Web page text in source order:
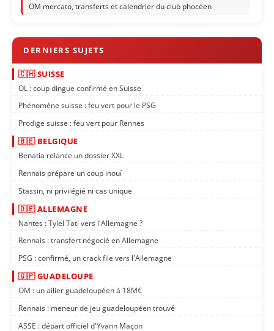
OM mercato, transferts et calendrier du club phocéen
🇨🇭 SUISSE
OL : coup dingue confirmé en Suisse
Phénomène suisse : feu vert pour le PSG
Prodige suisse : feu vert pour Rennes
🇧🇪 BELGIQUE
Benatia relance un dossier XXL
Rennais prépare un coup inouï
Stassin, ni privilégié ni cas unique
🇩🇪 ALLEMAGNE
Nantes : Tylel Tati vers l'Allemagne ?
Rennais : transfert négocié en Allemagne
PSG : confirmé, un crack file vers l'Allemagne
🇬🇵 GUADELOUPE
OM : un ailier guadeloupéen à 18M€
Rennais : meneur de jeu guadeloupéen trouvé
ASSE : départ officiel d'Yvann Maçon